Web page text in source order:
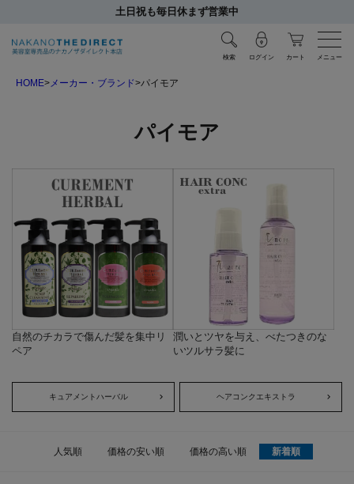
土日祝も毎日休まず営業中
検索 ログイン カート メニュー
HOME メーカー・ブランド パイモア
パイモア
自然のチカラで傷んだ髪を集中リ
ペア
潤いとツヤを与え、べたつきのな
いツルサラ髪に
キュアメントハーバル ヘアコンクエキストラ
人気順 価格の安い順 価格の高い順 新着順